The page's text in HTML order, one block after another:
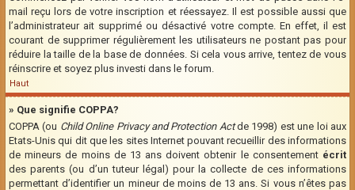
mail reçu lors de votre inscription et réessayez. Il est possible aussi que
l’administrateur ait supprimé ou désactivé votre compte. En effet, il est
courant de supprimer régulièrement les utilisateurs ne postant pas pour
réduire la taille de la base de données. Si cela vous arrive, tentez de vous
réinscrire et soyez plus investi dans le forum.
Haut
» Que signifie COPPA?
COPPA (ou Child Online Privacy and Protection Actde 1998) est une loi aux
Etats-Unis qui dit que les sites Internet pouvant recueillir des informations
de mineurs de moins de 13 ans doivent obtenir le consentement écrit
des parents (ou d’un tuteur légal) pour la collecte de ces informations
permettant d’identifier un mineur de moins de 13 ans. Si vous n’êtes pas